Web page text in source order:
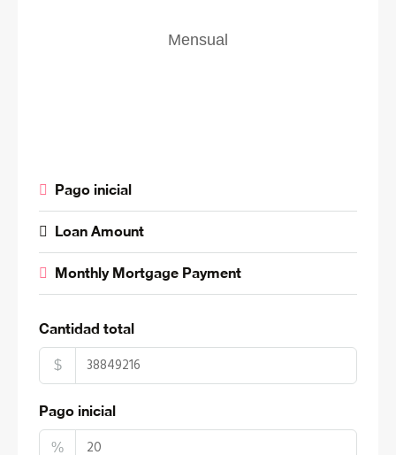
Mensual
Pago inicial
Loan Amount
Monthly Mortgage Payment
Cantidad total
$
Pago inicial
%